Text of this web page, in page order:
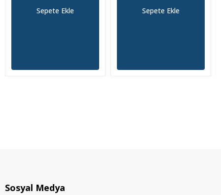
Sepete Ekle Sepete Ekle
Sosyal Medya